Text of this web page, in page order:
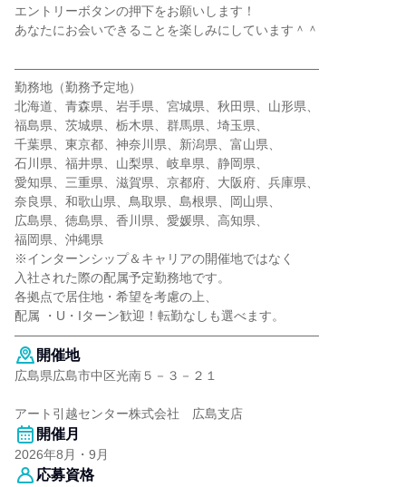
エントリーボタンの押下をお願いします！
あなたにお会いできることを楽しみにしています＾＾
――――――――――――――――――――――――
勤務地（勤務予定地）
北海道、青森県、岩手県、宮城県、秋田県、山形県、
福島県、茨城県、栃木県、群馬県、埼玉県、
千葉県、東京都、神奈川県、新潟県、富山県、
石川県、福井県、山梨県、岐阜県、静岡県、
愛知県、三重県、滋賀県、京都府、大阪府、兵庫県、
奈良県、和歌山県、鳥取県、島根県、岡山県、
広島県、徳島県、香川県、愛媛県、高知県、
福岡県、沖縄県
※インターンシップ＆キャリアの開催地ではなく
入社された際の配属予定勤務地です。
各拠点で居住地・希望を考慮の上、
配属 ・U・Iターン歓迎！転勤なしも選べます。
――――――――――――――――――――――――
開催地
広島県広島市中区光南５－３－２１
アート引越センター株式会社 広島支店
開催月
2026年8月・9月
応募資格